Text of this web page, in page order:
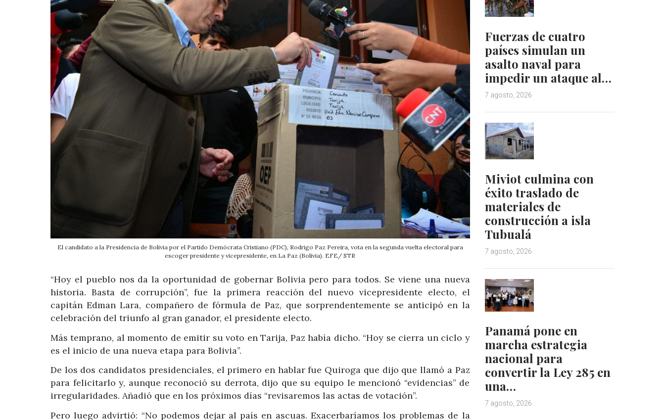
El candidato a la Presidencia de Bolivia por el Partido Demócrata Cristiano (PDC), Rodrigo Paz Pereira, vota en la segunda vuelta electoral para
escoger presidente y vicepresidente, en La Paz (Bolivia). EFE/ STR
“Hoy el pueblo nos da la oportunidad de gobernar Bolivia pero para todos. Se viene una nueva
historia. Basta de corrupción”, fue la primera reacción del nuevo vicepresidente electo, el
capitán Edman Lara, compañero de fórmula de Paz, que sorprendentemente se anticipó en la
celebración del triunfo al gran ganador, el presidente electo.
Más temprano, al momento de emitir su voto en Tarija, Paz había dicho. “Hoy se cierra un ciclo y
es el inicio de una nueva etapa para Bolivia”.
De los dos candidatos presidenciales, el primero en hablar fue Quiroga que dijo que llamó a Paz
para felicitarlo y, aunque reconoció su derrota, dijo que su equipo le mencionó “evidencias” de
irregularidades. Añadió que en los próximos días “revisaremos las actas de votación”.
Pero luego advirtió: “No podemos dejar al país en ascuas. Exacerbaríamos los problemas de la
Fuerzas de cuatro
países simulan un
asalto naval para
impedir un ataque al…
7 agosto, 2026
Miviot culmina con
éxito traslado de
materiales de
construcción a isla
Tubualá
7 agosto, 2026
Panamá pone en
marcha estrategia
nacional para
convertir la Ley 285 en
una…
7 agosto, 2026